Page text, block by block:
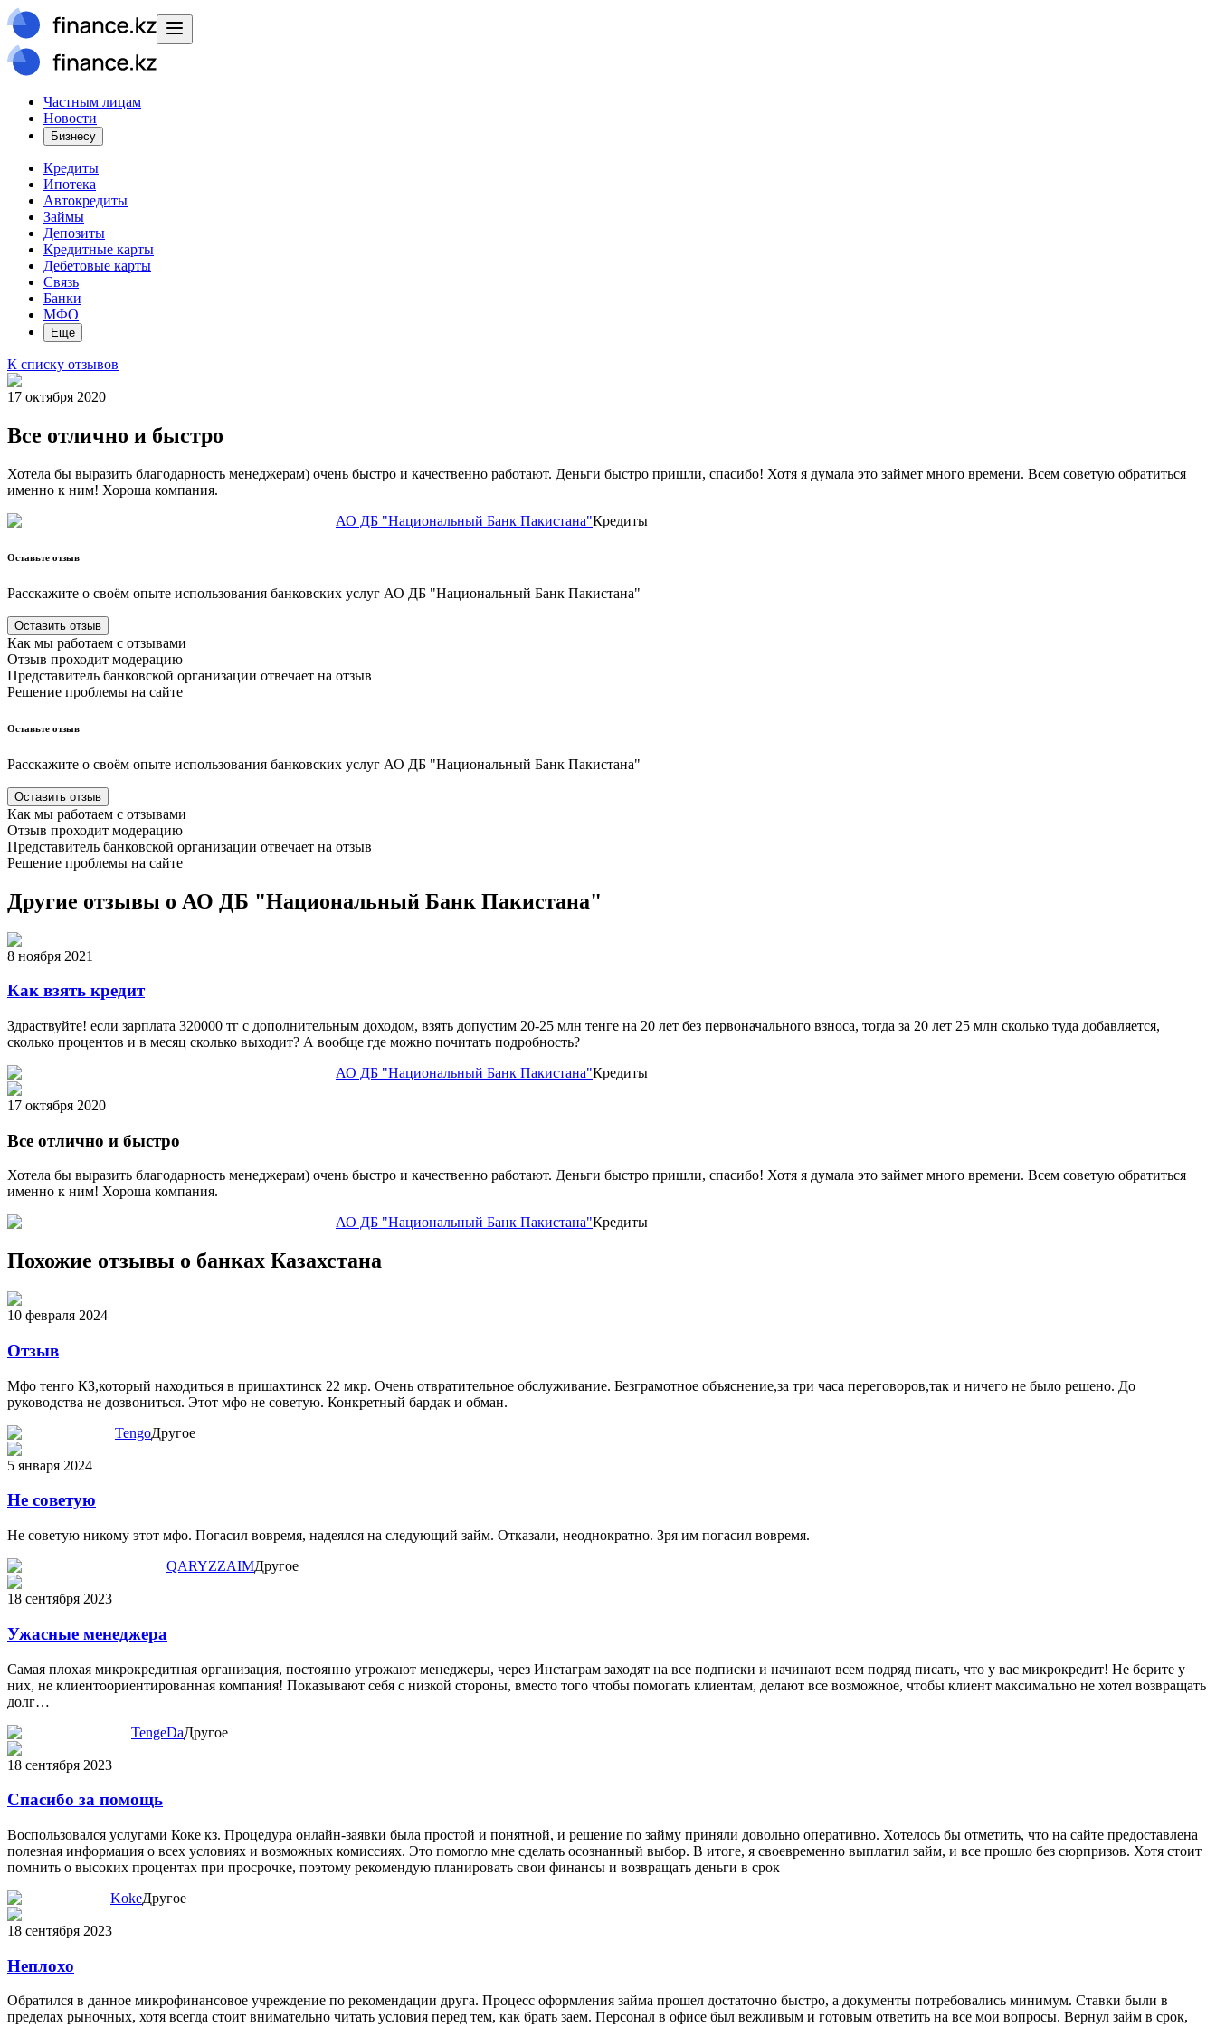
Частным лицам
Новости
Бизнесу
Кредиты
Ипотека
Автокредиты
Займы
Депозиты
Кредитные карты
Дебетовые карты
Связь
Банки
МФО
Еще
К списку отзывов
17 октября 2020
Все отлично и быстро
Хотела бы выразить благодарность менеджерам) очень быстро и качественно работают. Деньги быстро пришли, спасибо! Хотя я думала это займет много времени. Всем советую обратиться
именно к ним! Хороша компания.
АО ДБ "Национальный Банк Пакистана"Кредиты
Оставьте отзыв
Расскажите о своём опыте использования банковских услуг АО ДБ "Национальный Банк Пакистана"
Оставить отзыв
Как мы работаем с отзывами
Отзыв проходит модерацию
Представитель банковской организации отвечает на отзыв
Решение проблемы на сайте
Оставьте отзыв
Расскажите о своём опыте использования банковских услуг АО ДБ "Национальный Банк Пакистана"
Оставить отзыв
Как мы работаем с отзывами
Отзыв проходит модерацию
Представитель банковской организации отвечает на отзыв
Решение проблемы на сайте
Другие отзывы о АО ДБ "Национальный Банк Пакистана"
8 ноября 2021
Как взять кредит
Здраствуйте! если зарплата 320000 тг с дополнительным доходом, взять допустим 20-25 млн тенге на 20 лет без первоначального взноса, тогда за 20 лет 25 млн сколько туда добавляется,
сколько процентов и в месяц сколько выходит? А вообще где можно почитать подробность?
АО ДБ "Национальный Банк Пакистана"Кредиты
17 октября 2020
Все отлично и быстро
Хотела бы выразить благодарность менеджерам) очень быстро и качественно работают. Деньги быстро пришли, спасибо! Хотя я думала это займет много времени. Всем советую обратиться
именно к ним! Хороша компания.
АО ДБ "Национальный Банк Пакистана"Кредиты
Похожие отзывы о банках Казахстана
10 февраля 2024
Отзыв
Мфо тенго КЗ,который находиться в пришахтинск 22 мкр. Очень отвратительное обслуживание. Безграмотное объяснение,за три часа переговоров,так и ничего не было решено. До
руководства не дозвониться. Этот мфо не советую. Конкретный бардак и обман.
TengoДругое
5 января 2024
Не советую
Не советую никому этот мфо. Погасил вовремя, надеялся на следующий займ. Отказали, неоднократно. Зря им погасил вовремя.
QARYZZAIMДругое
18 сентября 2023
Ужасные менеджера
Самая плохая микрокредитная организация, постоянно угрожают менеджеры, через Инстаграм заходят на все подписки и начинают всем подряд писать, что у вас микрокредит! Не берите у
них, не клиентоориентированная компания! Показывают себя с низкой стороны, вместо того чтобы помогать клиентам, делают все возможное, чтобы клиент максимально не хотел возвращать
долг…
TengeDaДругое
18 сентября 2023
Спасибо за помощь
Воспользовался услугами Коке кз. Процедура онлайн-заявки была простой и понятной, и решение по займу приняли довольно оперативно. Хотелось бы отметить, что на сайте предоставлена
полезная информация о всех условиях и возможных комиссиях. Это помогло мне сделать осознанный выбор. В итоге, я своевременно выплатил займ, и все прошло без сюрпризов. Хотя стоит
помнить о высоких процентах при просрочке, поэтому рекомендую планировать свои финансы и возвращать деньги в срок
KokeДругое
18 сентября 2023
Неплохо
Обратился в данное микрофинансовое учреждение по рекомендации друга. Процесс оформления займа прошел достаточно быстро, а документы потребовались минимум. Ставки были в
пределах рыночных, хотя всегда стоит внимательно читать условия перед тем, как брать заем. Персонал в офисе был вежливым и готовым ответить на все мои вопросы. Вернул займ в срок,